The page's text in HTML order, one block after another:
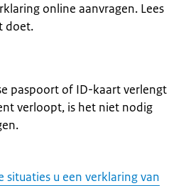
online aanvragen. Lees
doet.
paspoort of ID-kaart verlengt
verloopt, is het niet nodig
situaties u een verklaring van